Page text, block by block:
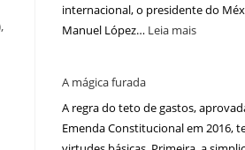
internacional, o presidente do
Manuel López… Leia mais
A mágica furada
A regra do teto de gastos,
Emenda Constitucional em 2016,